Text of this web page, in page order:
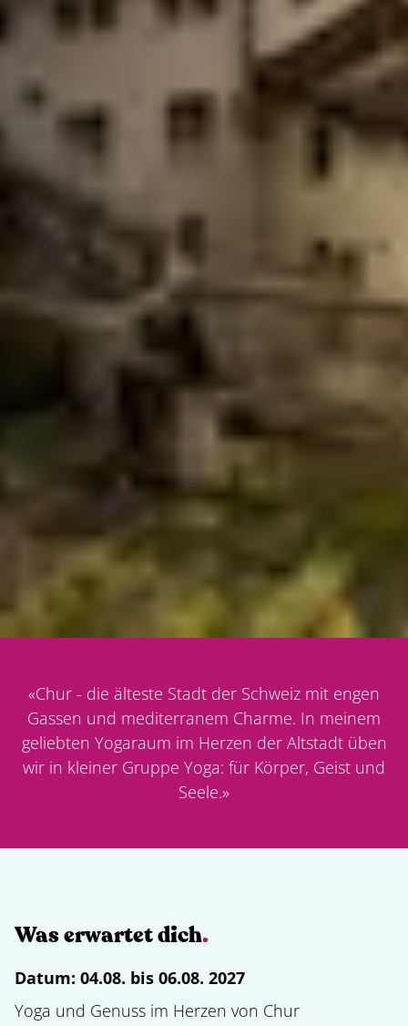
«Chur - die älteste Stadt der Schweiz mit engen
Gassen und mediterranem Charme. In meinem
geliebten Yogaraum im Herzen der Altstadt üben
wir in kleiner Gruppe Yoga: für Körper, Geist und
Seele.»
Was erwartet dich.
Datum: 04.08. bis 06.08. 2027
Yoga und Genuss im Herzen von Chur